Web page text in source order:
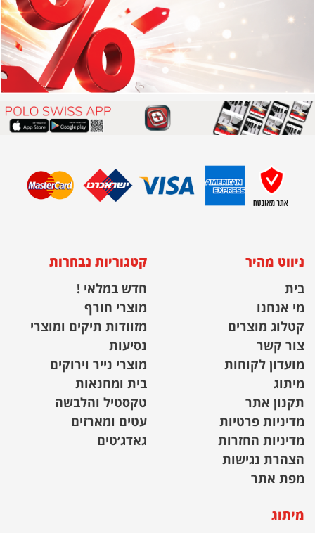
ניווט מהיר
בית
מי אנחנו
קטלוג מוצרים
צור קשר
מועדון לקוחות
מיתוג
תקנון אתר
מדיניות פרטיות
מדיניות החזרות
הצהרת נגישות
מפת אתר
קטגוריות נבחרות
חדש במלאי !
מוצרי חורף
מזוודות תיקים ומוצרי
נסיעות
מוצרי נייר וירוקים
בית ומחנאות
טקסטיל והלבשה
עטים ומארזים
גאדג׳טים
מיתוג